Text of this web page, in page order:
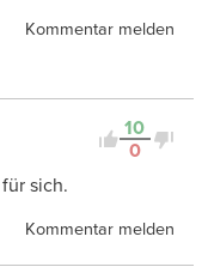
Kommentar melden
10
0
sich.
Kommentar melden